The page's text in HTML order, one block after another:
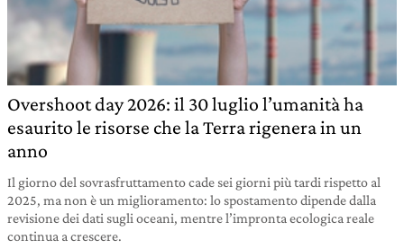
Overshoot day 2026: il 30 luglio l’umanità ha
esaurito le risorse che la Terra rigenera in un
anno
Il giorno del sovrasfruttamento cade sei giorni più tardi rispetto al
2025, ma non è un miglioramento: lo spostamento dipende dalla
revisione dei dati sugli oceani, mentre l’impronta ecologica reale
continua a crescere.